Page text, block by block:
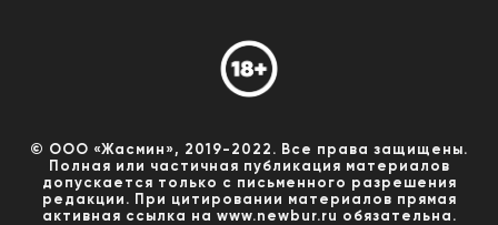
© ООО «Жасмин», 2019-2022. Все права защищены.
Полная или частичная публикация материалов
допускается только с письменного разрешения
редакции. При цитировании материалов прямая
активная ссылка на www.newbur.ru обязательна.